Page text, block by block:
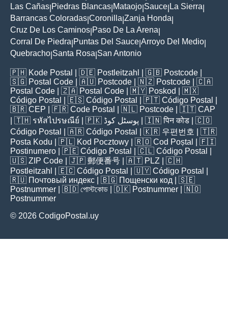
Las Cañas Piedras Blancas Mataojo Sauce La Sierra
Barrancas Coloradas Coronilla Zanja Honda
Cruz De Los Caminos Paso De La Arena
Corral De Piedra Puntas Del Sauce Arroyo Del Medio
Quebracho Santa Rosa San Antonio
🇵🇭 Kode Postal | 🇩🇪 Postleitzahl | 🇬🇧 Postcode
🇸🇬 Postal Code | 🇦🇺 Postcode | 🇳🇿 Postcode | 🇨🇦
Postal Code | 🇿🇦 Postal Code | 🇲🇾 Poskod
| 🇲🇽
Código Postal
| 🇪🇸 Código Postal | 🇵🇹 Código Postal
🇧🇷 CEP | 🇫🇷 Code Postal | 🇳🇱 Postcode | 🇮🇹 CAP
| 🇹🇭 รหัสไปรษณีย์ | 🇵🇰 پوسٹل کوڈ | 🇮🇳पिन कोड | 🇨🇴
Código Postal
| 🇦🇷 Código Postal | 🇰🇷 우편번호
| 🇹🇷
Posta Kodu | 🇵🇱 Kod Pocztowy | 🇷🇴 Cod Poștal
| 🇫🇮
Postinumero | 🇵🇪 Código Postal | 🇨🇱 Código Postal
🇺🇸 ZIP Code | 🇯🇵 郵便番号 | 🇦🇹 PLZ | 🇨🇭
Postleitzahl
| 🇪🇨 Código Postal | 🇺🇾 Código Postal
🇷🇺 Почтовый индекс | 🇧🇬 Пощенски код | 🇸🇪
Postnummer | 🇧🇩 পোস্টকোড | 🇩🇰 Postnummer | 🇳🇴
Postnummer
© 2026 CodigoPostal.uy